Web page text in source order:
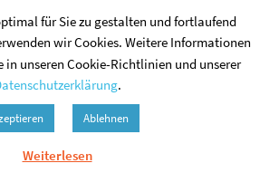
und
für Sie zu gestalten und fortlaufend
wir Cookies. Weitere Informationen
in unseren Cookie-Richtlinien und unserer
.
Ablehnen
Weiterlesen